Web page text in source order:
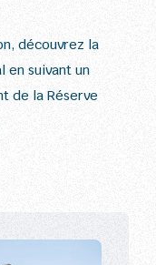
découvrez la
suivant un
de la Réserve